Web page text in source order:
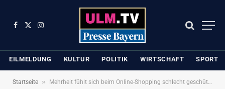
Facebook
X
Instagram
EILMELDUNG KULTUR POLITIK WIRTSCHAFT SPORT
Startseite » Mehrheit fühlt sich beim Online-Shopping schlecht geschützt